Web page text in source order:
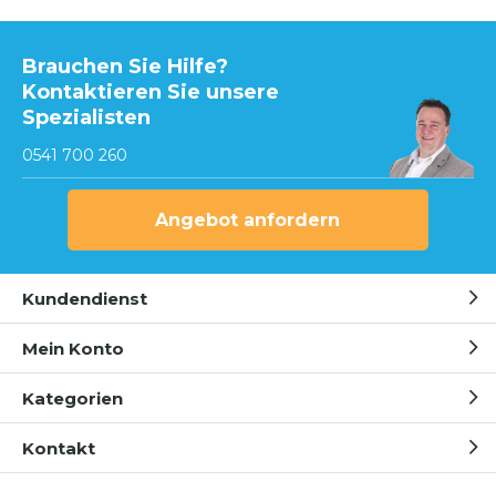
Brauchen Sie Hilfe?
Kontaktieren Sie unsere
Spezialisten
0541 700 260
Angebot anfordern
Kundendienst
Mein Konto
Kategorien
Kontakt